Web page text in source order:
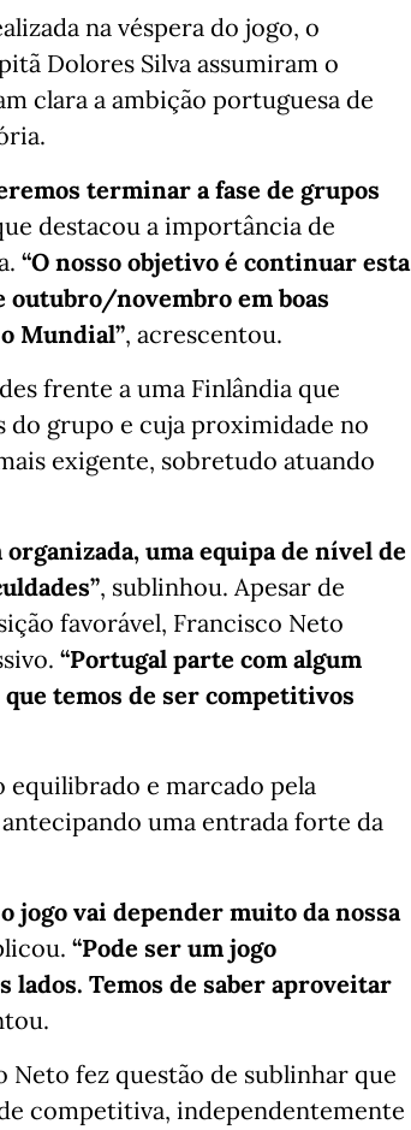
na véspera do jogo, o
Dolores Silva assumiram o
clara a ambição portuguesa de
terminar a fase de grupos
destacou a importância de
“O nosso objetivo é continuar esta
outubro/novembro em boas
Mundial”, acrescentou.
frente a uma Finlândia que
do grupo e cuja proximidade no
exigente, sobretudo atuando
uma equipa de nível de
, sublinhou. Apesar de
favorável, Francisco Neto
“Portugal parte com algum
que temos de ser competitivos
e marcado pela
antecipando uma entrada forte da
jogo vai depender muito da nossa
“Pode ser um jogo
Temos de saber aproveitar
Neto fez questão de sublinhar que
competitiva, independentemente